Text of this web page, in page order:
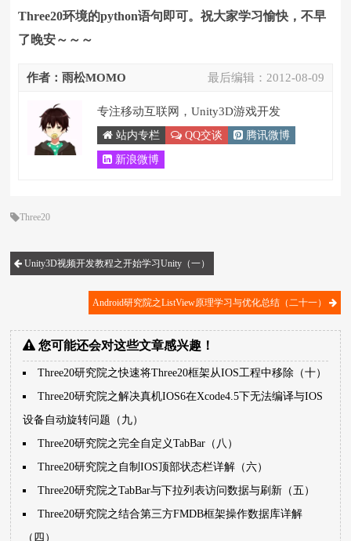
Three20环境的python语句即可。祝大家学习愉快，不早
了晚安～～～
最后编辑： 2012-08-09
作者：雨松MOMO
专注移动互联网，Unity3D游戏开发
站内专栏 QQ交谈 腾讯微博
新浪微博
Three20
Unity3D视频开发教程之开始学习Unity（一）
Android研究院之ListView原理学习与优化总结（二十一）
您可能还会对这些文章感兴趣！
Three20研究院之快速将Three20框架从IOS工程中移除（十）
Three20研究院之解决真机IOS6在Xcode4.5下无法编译与IOS
设备自动旋转问题（九）
Three20研究院之完全自定义TabBar（八）
Three20研究院之自制IOS顶部状态栏详解（六）
Three20研究院之TabBar与下拉列表访问数据与刷新（五）
Three20研究院之结合第三方FMDB框架操作数据库详解
（四）